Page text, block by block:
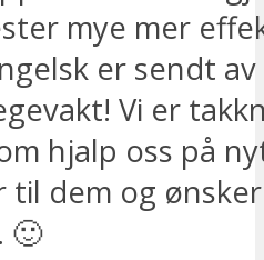
mye mer
er sendt
Vi er
hjalp oss på
til dem og
🙂